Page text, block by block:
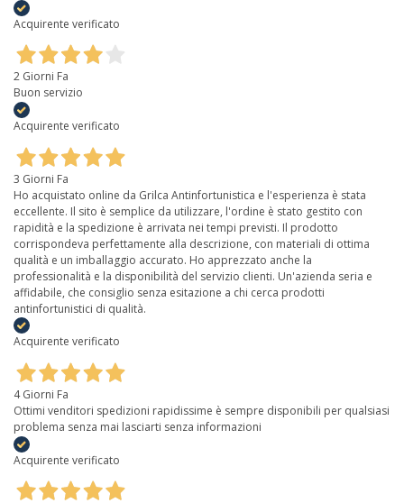
Acquirente verificato
2 Giorni Fa
Buon servizio
Acquirente verificato
3 Giorni Fa
Ho acquistato online da Grilca Antinfortunistica e l'esperienza è stata
eccellente. Il sito è semplice da utilizzare, l'ordine è stato gestito con
rapidità e la spedizione è arrivata nei tempi previsti. Il prodotto
corrispondeva perfettamente alla descrizione, con materiali di ottima
qualità e un imballaggio accurato. Ho apprezzato anche la
professionalità e la disponibilità del servizio clienti. Un'azienda seria e
affidabile, che consiglio senza esitazione a chi cerca prodotti
antinfortunistici di qualità.
Acquirente verificato
4 Giorni Fa
Ottimi venditori spedizioni rapidissime è sempre disponibili per qualsiasi
problema senza mai lasciarti senza informazioni
Acquirente verificato